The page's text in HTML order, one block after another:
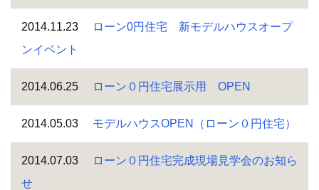
2014.11.23
ローン0円住宅 新モデルハウスオープ
ンイベント
2014.06.25 ローン０円住宅展示用 OPEN
2014.05.03 モデルハウスOPEN（ローン０円住宅）
2014.07.03
ローン０円住宅完成現場見学会のお知ら
せ